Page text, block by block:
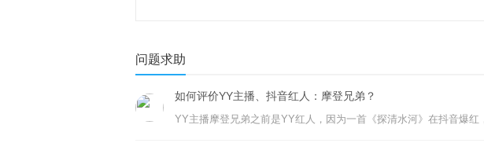
问题求助
如何评价YY主播、抖音红人：摩登兄弟？